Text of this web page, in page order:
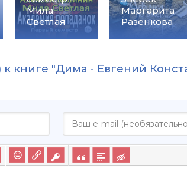
Мила
Светлая
Маргарита
Разенкова
книге "Дима - Евгений